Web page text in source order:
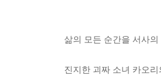
삶의 모든 순간을 서사
진지한 괴짜 소녀 카오